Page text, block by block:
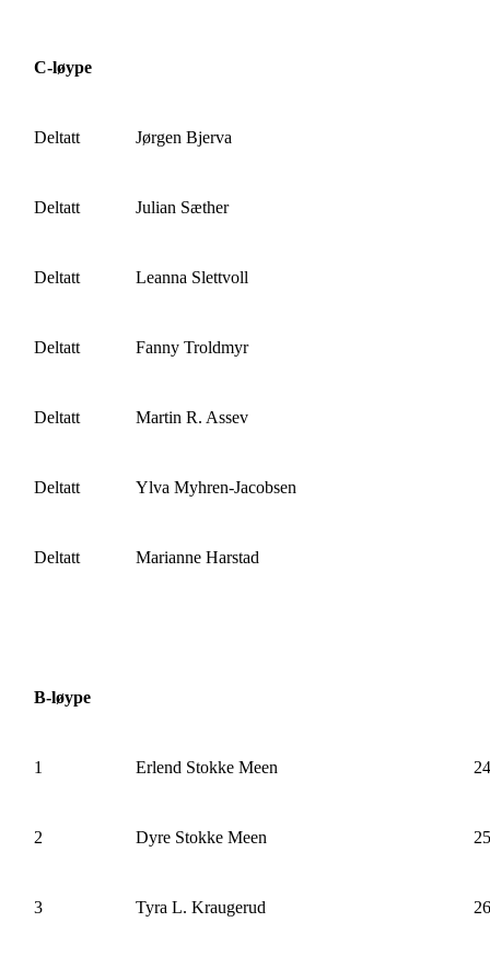
C-løype
Deltatt Jørgen Bjerva
Deltatt Julian Sæther
Deltatt Leanna Slettvoll
Deltatt Fanny Troldmyr
Deltatt Martin R. Assev
Deltatt Ylva Myhren-Jacobsen
Deltatt Marianne Harstad
B-løype
1 Erlend Stokke Meen
2 Dyre Stokke Meen
3 Tyra L. Kraugerud